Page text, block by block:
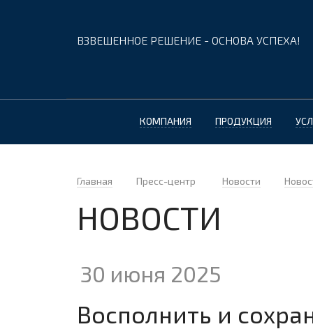
ВЗВЕШЕННОЕ РЕШЕНИЕ - ОСНОВА УСПЕХА!
КОМПАНИЯ ПРОДУКЦИЯ
Главная Пресс-центр Новости
НОВОСТИ
30 июня 2025
Восполнить и